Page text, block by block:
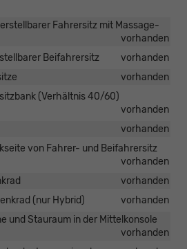
Fahrersitz mit Massage-
vorhanden
Beifahrersitz
vorhanden
vorhanden
(Verhältnis 40/60)
vorhanden
vorhanden
von Fahrer- und Beifahrersitz
vorhanden
vorhanden
(nur Hybrid)
vorhanden
und Stauraum in der Mittelkonsole
vorhanden